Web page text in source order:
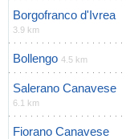
Borgofranco d'Ivrea
3.9 km
Bollengo 4.5 km
Salerano Canavese
6.1 km
Fiorano Canavese